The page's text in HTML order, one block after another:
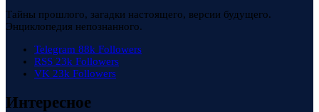
Тайны прошлого, загадки настоящего, версии будущего.
Энциклопедия непознанного.
Telegram 88k Followers
RSS 23k Followers
VK 23k Followers
Интересное